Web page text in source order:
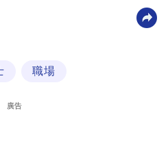
職場
廣告